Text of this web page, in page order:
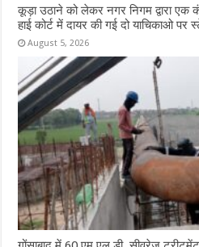
कूड़ा उठाने को लेकर नगर निगम द्वारा एक
हाई कोर्ट में दायर की गई दो याचिकाओ पर
August 5, 2026